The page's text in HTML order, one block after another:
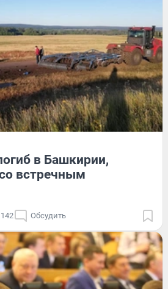
в Башкирии,
встречным
Обсудить